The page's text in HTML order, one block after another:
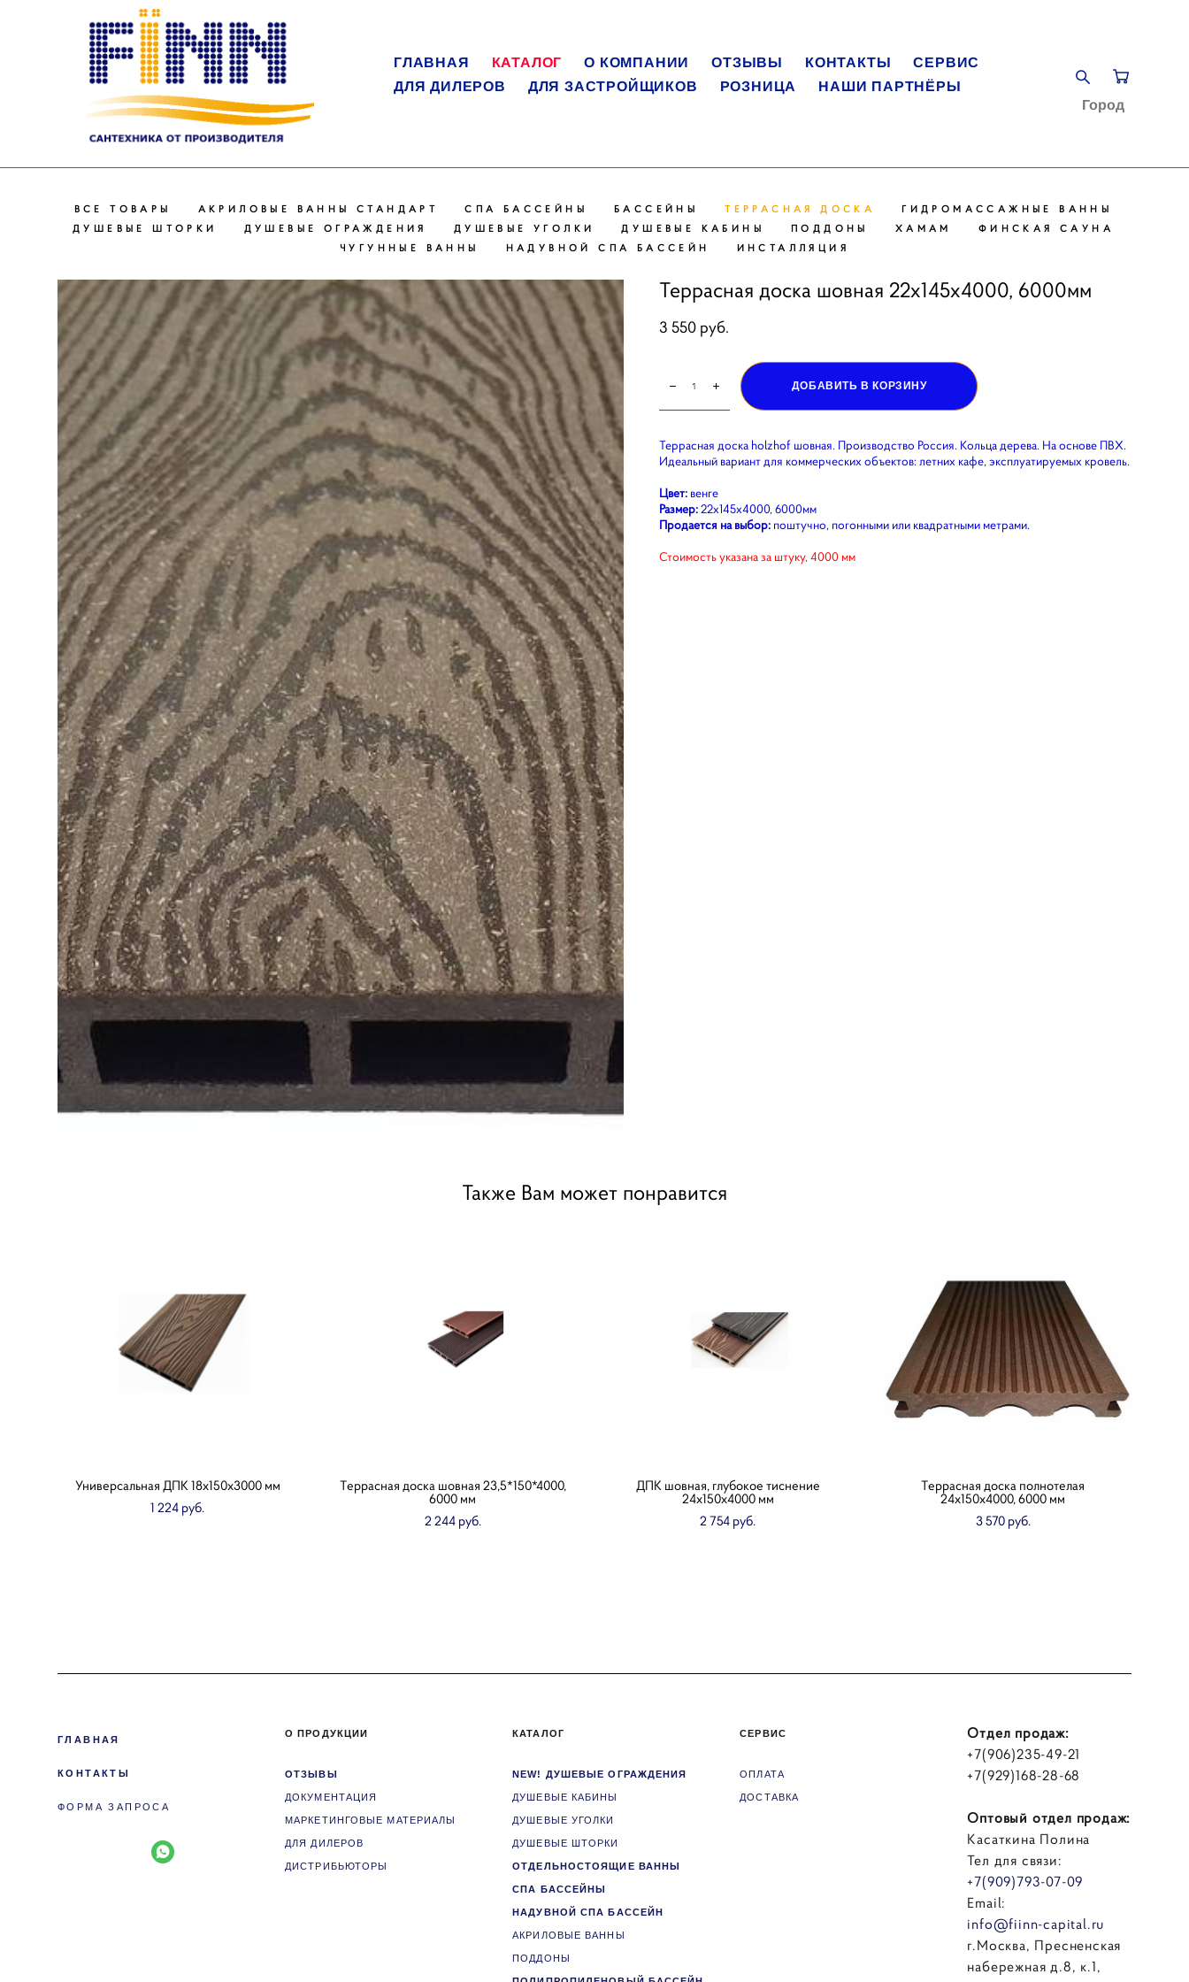
ГЛАВНАЯ КАТАЛОГ О КОМПАНИИ ОТЗЫВЫ КОНТАКТЫ
СЕРВИС
ДЛЯ ДИЛЕРОВ
ДЛЯ ЗАСТРОЙЩИКОВ РОЗНИЦА
НАШИ ПАРТНЁРЫ
Город
ВСЕ ТОВАРЫ АКРИЛОВЫЕ ВАННЫ СТАНДАРТ СПА БАССЕЙНЫ БАССЕЙНЫ ТЕРРАСНАЯ ДОСКА
ГИДРОМАССАЖНЫЕ ВАННЫ
ДУШЕВЫЕ ШТОРКИ
ДУШЕВЫЕ ОГРАЖДЕНИЯ ДУШЕВЫЕ УГОЛКИ ДУШЕВЫЕ КАБИНЫ ПОДДОНЫ ХАМАМ
ФИНСКАЯ САУНА
ЧУГУННЫЕ ВАННЫ
НАДУВНОЙ СПА БАССЕЙН ИНСТАЛЛЯЦИЯ
Террасная доска шовная 22x145х4000, 6000мм
3 550 pуб.
ДОБАВИТЬ В КОРЗИНУ
Террасная доска holzhof шовная. Производство Россия. Кольца дерева. На основе ПВХ.
Идеальный вариант для коммерческих объектов: летних кафе, эксплуатируемых кровель.
Цвет: венге
Размер:22x145х4000, 6000мм
Продается на выбор: поштучно, погонными или квадратными метрами.
Стоимость указана за штуку, 4000 мм
Также Вам может понравится
Универсальная ДПК 18х150х3000 мм
1 224 pуб.
Террасная доска шовная 23,5*150*4000,
6000 мм
2 244 pуб.
ДПК шовная, глубокое тиснение
24x150х4000 мм
2 754 pуб.
Террасная доска полнотелая
24x150х4000, 6000 мм
3 570 pуб.
ГЛАВНАЯ
КОНТАКТЫ
ФОРМА ЗАПРОСА
О ПРОДУКЦИИ
ОТЗЫВЫ
ДОКУМЕНТАЦИЯ
МАРКЕТИНГОВЫЕ МАТЕРИАЛЫ
ДЛЯ ДИЛЕРОВ
ДИСТРИБЬЮТОРЫ
КАТАЛОГ
NEW! ДУШЕВЫЕ ОГРАЖДЕНИЯ
ДУШЕВЫЕ КАБИНЫ
ДУШЕВЫЕ УГОЛКИ
ДУШЕВЫЕ ШТОРКИ
ОТДЕЛЬНОСТОЯЩИЕ ВАННЫ
СПА БАССЕЙНЫ
НАДУВНОЙ СПА БАССЕЙН
АКРИЛОВЫЕ ВАННЫ
ПОДДОНЫ
СЕРВИС
ОПЛАТА
ДОСТАВКА
Отдел продаж:
+7(906)235-49-21
+7(929)168-28-68
Оптовый отдел продаж:
Касаткина Полина
Тел для связи:
+7(909)793-07-09
Email:
info@fiinn-capital.ru
г.Москва, Пресненская
набережная д.8, к.1,